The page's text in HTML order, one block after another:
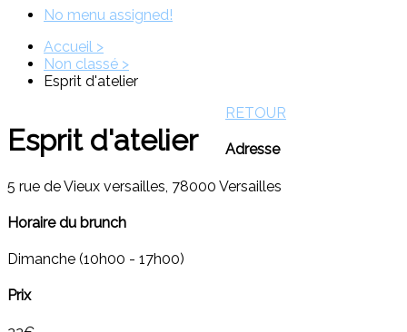
No menu assigned!
Accueil >
Non classé >
Esprit d'atelier
Esprit d'atelier
RETOUR
Adresse
5 rue de Vieux versailles, 78000 Versailles
Horaire du brunch
Dimanche (10h00 - 17h00)
Prix